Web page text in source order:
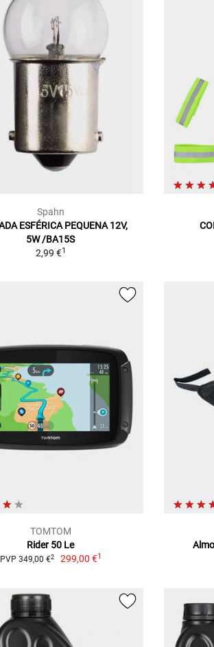
Spahn
ESFÉRICA PEQUENA 12V,
5W /BA15S
2,99 €1
TOMTOM
Rider 50 Le
PVP 349,00 €2 299,00 €1